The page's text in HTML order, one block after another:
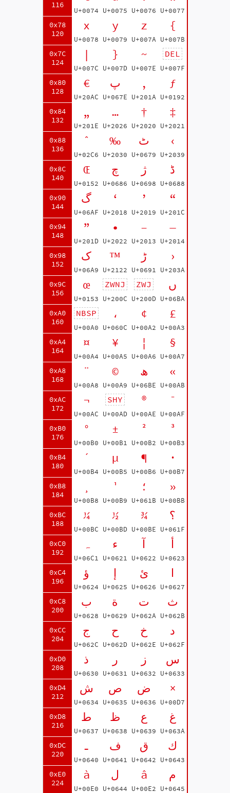
116
0x78
120
0x7C
124
0x80
128
0x84
132
0x88
136
0x8C
140
0x90
144
0x94
148
0x98
152
0x9C
156
0xA0
160
0xA4
164
0xA8
168
0xAC
172
0xB0
176
0xB4
180
0xB8
184
0xBC
188
0xC0
192
0xC4
196
0xC8
200
0xCC
204
0xD0
208
0xD4
212
0xD8
216
0xDC
220
0xE0
224
U+0074 U+0075 U+0076 U+0077
x
U+0078
y
U+0079
z
U+007A
{
U+007B
|
U+007C
}
U+007D
~
U+007E
DEL
U+007F
€
U+20AC
پ
U+067E
‚
U+201A
ƒ
U+0192
„
U+201E
…
U+2026
†
U+2020
‡
U+2021
ˆ
U+02C6
‰
U+2030
ٹ
U+0679
‹
U+2039
Œ
U+0152
چ
U+0686
ژ
U+0698
ڈ
U+0688
گ
U+06AF
‘
U+2018
’
U+2019
“
U+201C
”
U+201D
•
U+2022
–
U+2013
—
U+2014
ک
U+06A9
™
U+2122
ڑ
U+0691
›
U+203A
œ
U+0153
ZWNJ
U+200C
ZWJ
U+200D
ں
U+06BA
NBSP
U+00A0
،
U+060C
¢
U+00A2
£
U+00A3
¤
U+00A4
¥
U+00A5
¦
U+00A6
§
U+00A7
¨
U+00A8
©
U+00A9
ھ
U+06BE
«
U+00AB
¬
U+00AC
SHY
U+00AD
®
U+00AE
¯
U+00AF
°
U+00B0
±
U+00B1
²
U+00B2
³
U+00B3
´
U+00B4
µ
U+00B5
¶
U+00B6
·
U+00B7
U+00B8
¹
U+00B9
؛
U+061B
»
U+00BB
¼
U+00BC
½
U+00BD
¾
U+00BE
؟
U+061F
ہ
U+06C1
ء
U+0621
آ
U+0622
أ
U+0623
ؤ
U+0624
إ
U+0625
ئ
U+0626
ا
U+0627
ب
U+0628
ة
U+0629
ت
U+062A
ث
U+062B
ج
U+062C
ح
U+062D
خ
U+062E
د
U+062F
ذ
U+0630
ر
U+0631
ز
U+0632
س
U+0633
ش
U+0634
ص
U+0635
ض
U+0636
×
U+00D7
ط
U+0637
ظ
U+0638
ع
U+0639
غ
U+063A
ـ
U+0640
ف
U+0641
ق
U+0642
ك
U+0643
à
U+00E0
ل
U+0644
â
U+00E2
م
U+0645